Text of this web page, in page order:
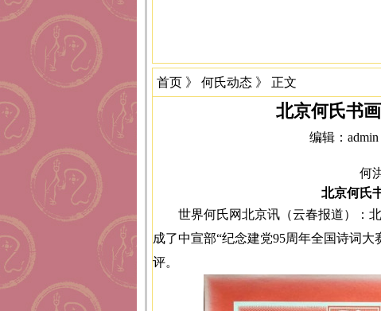
首页 》 何氏动态 》 正文
北京何氏书
编辑：
何
北京何氏
世界何氏网北京讯（云春报道）：
成了中宣部“纪念建党95周年全国诗词
评。